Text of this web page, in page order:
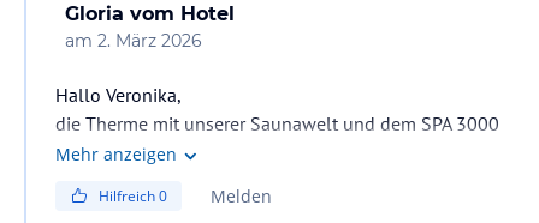
Gloria vom Hotel
am 2. März 2026
Hallo Veronika,
die Therme mit unserer Saunawelt und dem SPA 3000
steht unseren Gästen am Anreisetag ab 9 Uhr bis zum
Mehr anzeigen
Hilfreich0 Melden